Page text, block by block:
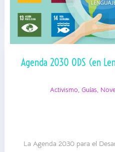
Agenda 2030 ODS (en
Activismo,Guías,
La Agenda 2030 para el